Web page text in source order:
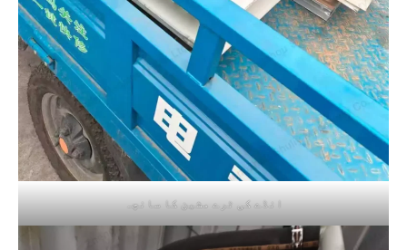
انڈے کی ٹرے مشین کا سانچہ